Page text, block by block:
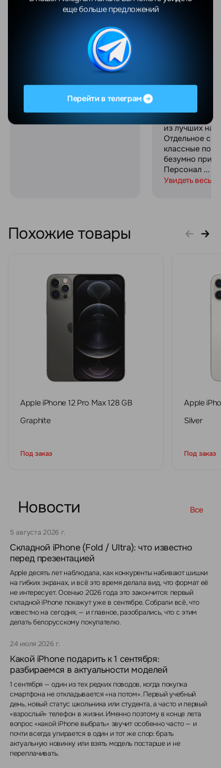
обслуживание, вежливые
сотрудники! Спасибо
огромное за сервис и
связь на протяжении всего
процесса покупки!
работают
при этом
из лучших на
Отдельное
классные
безумно
Персонал ...
Увидеть весь
Похожие товары
Apple iPhone 12 Pro Max 128 GB
Graphite
Под заказ
Apple
Silver
Под заказ
Новости Все
5 августа 2026 г.
Складной iPhone (Fold / Ultra): что известно
перед презентацией
Apple десять лет наблюдала, как конкуренты набивают шишки
на гибких экранах, и всё это время делала вид, что формат её
не интересует. Осенью 2026 года это закончится: первый
складной iPhone покажут уже в сентябре. Собрали всё, что
известно на сегодня, — и главное, разобрались, что с этим
делать белорусскому покупателю.
24 июля 2026 г.
Какой iPhone подарить к 1 сентября:
разбираемся в актуальности моделей
1 сентября — один из тех редких поводов, когда покупка
смартфона не откладывается «на потом». Первый учебный
день, новый статус школьника или студента, а часто и первый
«взрослый» телефон в жизни. Именно поэтому в конце лета
вопрос «какой iPhone выбрать» звучит особенно часто — и
почти всегда упирается в один и тот же спор: брать
актуальную новинку или взять модель постарше и не
переплачивать.
Перейти в телеграм
еще больше предложений